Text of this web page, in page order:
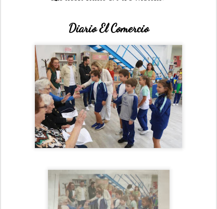
Diario El Comercio